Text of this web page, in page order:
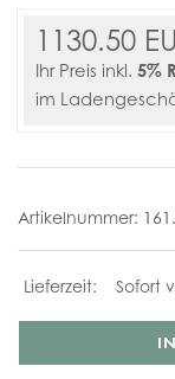
1130.50
Ihr Preis inkl. 5%
im
Artikelnummer:
Sofort